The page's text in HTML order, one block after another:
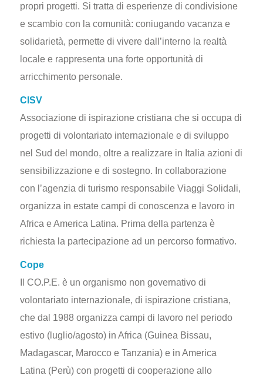
propri progetti. Si tratta di esperienze di condivisione
e scambio con la comunità: coniugando vacanza e
solidarietà, permette di vivere dall’interno la realtà
locale e rappresenta una forte opportunità di
arricchimento personale.
CISV
Associazione di ispirazione cristiana che si occupa di
progetti di volontariato internazionale e di sviluppo
nel Sud del mondo, oltre a realizzare in Italia azioni di
sensibilizzazione e di sostegno. In collaborazione
con l’agenzia di turismo responsabile Viaggi Solidali,
organizza in estate campi di conoscenza e lavoro in
Africa e America Latina. Prima della partenza è
richiesta la partecipazione ad un percorso formativo.
Cope
Il CO.P.E. è un organismo non governativo di
volontariato internazionale, di ispirazione cristiana,
che dal 1988 organizza campi di lavoro nel periodo
estivo (luglio/agosto) in Africa (Guinea Bissau,
Madagascar, Marocco e Tanzania) e in America
Latina (Perù) con progetti di cooperazione allo